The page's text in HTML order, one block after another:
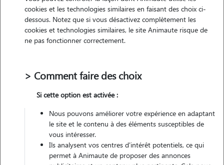
Garde
chez le Pet Sitter
Non véhiculé
Contacter
cookies et les technologies similaires en faisant des choix ci-
dessous. Notez que si vous désactivez complètement les
cookies et technologies similaires, le site Animaute risque de
ne pas fonctionner correctement.
> Comment faire des choix
Si cette option est activée :
Nous pouvons améliorer votre expérience en adaptant
le site et le contenu à des éléments susceptibles de
vous intéresser.
Ils analysent vos centres d'intérêt potentiels, ce qui
permet à Animaute de proposer des annonces